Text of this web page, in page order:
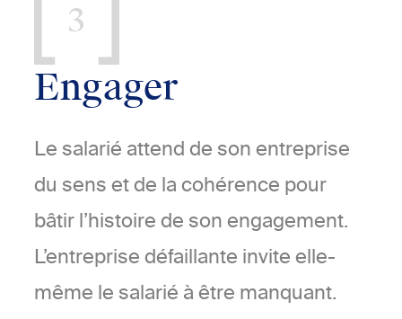
3
Engager
Le salarié attend de son entreprise
du sens et de la cohérence pour
bâtir l’histoire de son engagement.
L’entreprise défaillante invite elle-
même le salarié à être manquant.